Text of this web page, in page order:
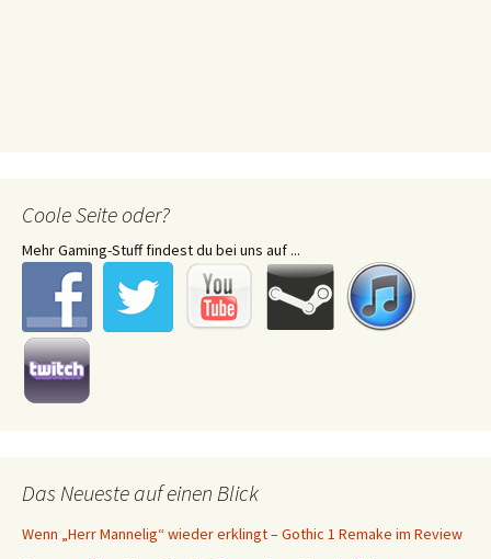
Coole Seite oder?
Mehr Gaming-Stuff findest du bei uns auf ...
Das Neueste auf einen Blick
Wenn „Herr Mannelig“ wieder erklingt – Gothic 1 Remake im Review